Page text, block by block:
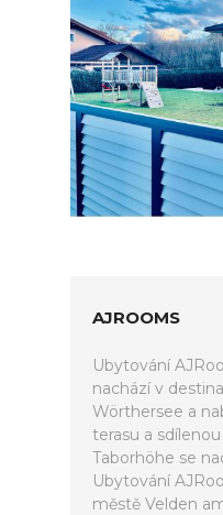
AJROOMS
Ubytování
nachází v
Wörthersee a
terasu a
Taborhöhe se
Ubytování
městě Velden